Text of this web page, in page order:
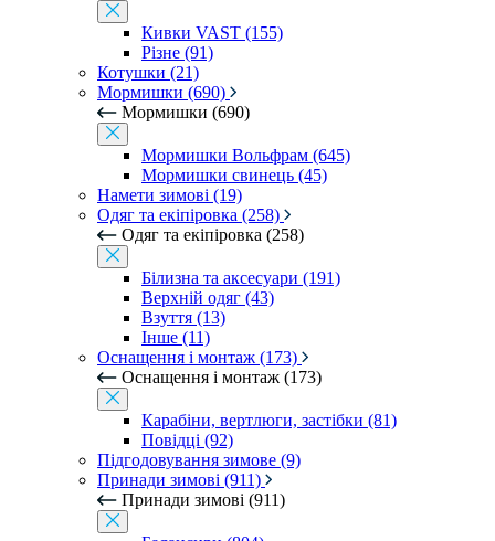
Кивки VAST (155)
Різне (91)
Котушки (21)
Мормишки (690)
Мормишки (690)
Мормишки Вольфрам (645)
Мормишки свинець (45)
Намети зимові (19)
Одяг та екіпіровка (258)
Одяг та екіпіровка (258)
Білизна та аксесуари (191)
Верхній одяг (43)
Взуття (13)
Інше (11)
Оснащення і монтаж (173)
Оснащення і монтаж (173)
Карабіни, вертлюги, застібки (81)
Повідці (92)
Підгодовування зимове (9)
Принади зимові (911)
Принади зимові (911)